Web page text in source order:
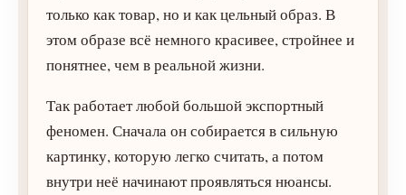
только как товар, но и как цельный образ. В
этом образе всё немного красивее, стройнее и
понятнее, чем в реальной жизни.
Так работает любой большой экспортный
феномен. Сначала он собирается в сильную
картинку, которую легко считать, а потом
внутри неё начинают проявляться нюансы.